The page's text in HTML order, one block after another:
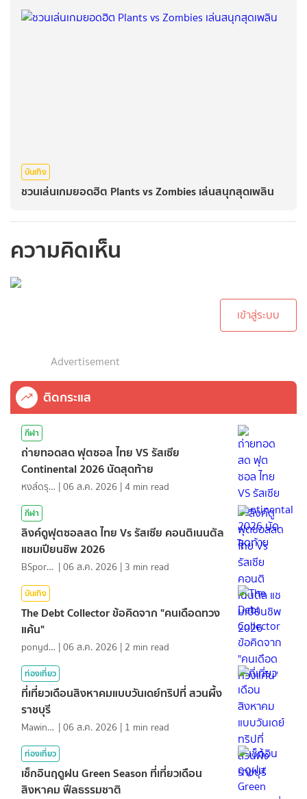
บันเทิง
ชวนเล่นเกมยอดฮิต Plants vs Zombies เล่นสนุกสุดเพลิน
ความคิดเห็น
เข้าสู่ระบบ
Advertisement
ติดกระแส
กีฬา
ถ่ายทอดสด ฟุตซอล ไทย VS รัสเซีย
Continental 2026 นัดสุดท้าย
หงส์ดรุณ |06 ส.ค. 2026 |4 min read
กีฬา
ลิงค์ดูฟุตซอลสด ไทย Vs รัสเซีย คอนติเนนตัล
แชมเปียนชิพ 2026
BSports8 |06 ส.ค. 2026 | 3 min read
บันเทิง
The Debt Collector ข้อคิดจาก "คนเดือดทวง
แค้น"
ponydiary |06 ส.ค. 2026 | 2 min read
ท่องเที่ยว
ที่เที่ยวเดือนสิงหาคมแบบวันเดย์ทริปที่ สวนผึ้ง
ราชบุรี
MawinMatravel |06 ส.ค. 2026 | 1 min read
ท่องเที่ยว
เช็กอินฤดูฝน Green Season ที่เที่ยวเดือน
สิงหาคม ฟีลธรรมชาติ